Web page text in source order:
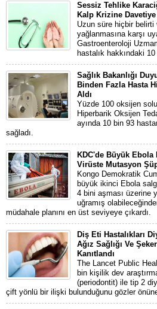
Sessiz Tehlike
Kalp Krizine Davetiye
Uzun süre hiçbir
yağlanmasına karşı
Gastroenteroloji
hastalık hakkındaki
Sağlık Bakanlığı
Binden Fazla Hasta
Aldı
Yüzde 100 oksijen
Hiperbarik Oksijen
ayında 10 bin 93
sağladı.
KDC'de Büyük Ebola
Virüste Mutasyon
Kongo Demokratik
büyük ikinci Ebola
4 bini aşması üzerine
uğramış
müdahale planını en üst seviyeye çıkardı.
Diş Eti Hastalıkları
Ağız Sağlığı Ve
Kanıtlandı
The Lancet Public
bin kişilik dev
(periodontit) ile tip 2
çift yönlü bir ilişki bulunduğunu gözler